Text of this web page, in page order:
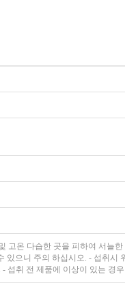
고온 다습한 곳을 피하여 서늘
으니 주의 하십시오. - 섭취시
섭취 전 제품에 이상이 있는 경